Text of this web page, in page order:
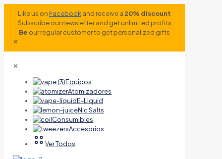
Like us onFacebookand receive a 20% discount
Subscribe our newsletter and get unlimited profits
Be our regular customer to get personalized gifts
✕
✕
Equipos
Atomizadores
E-Liquid
Nic Salts
Consumibles
Accesorios
Ver Todos